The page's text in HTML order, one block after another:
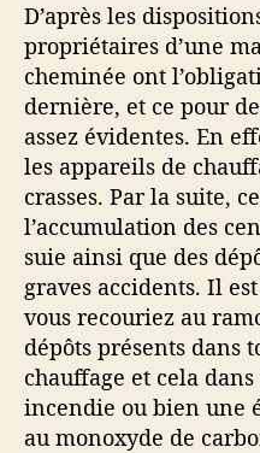
D’après les
propriétaires d’une
cheminée ont
dernière, et ce pour
assez évidentes. En
les appareils de
crasses. Par la suite,
l’accumulation des
suie ainsi que des
graves accidents. Il
vous recouriez au
dépôts présents dans
chauffage et cela
incendie ou bien une
au monoxyde de